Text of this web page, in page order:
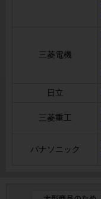
三菱電機
日立
三菱重工
パナソニック